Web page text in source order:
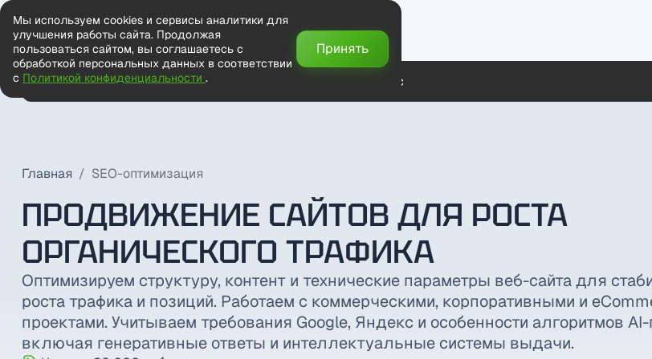
ГлавнаяНаши работыУслуги О нас
Главная SEO-оптимизация
ПРОДВИЖЕНИЕ САЙТОВ ДЛЯ РОСТА
ОРГАНИЧЕСКОГО ТРАФИКА
Оптимизируем структуру, контент и технические параметры веб-сайта для
роста трафика и позиций. Работаем с коммерческими, корпоративными и
проектами. Учитываем требования Google, Яндекс и особенности алгоритмов AI-
включая генеративные ответы и интеллектуальные системы выдачи.
Мы используем cookies и сервисы аналитики для
улучшения работы сайта. Продолжая
пользоваться сайтом, вы соглашаетесь с
обработкой персональных данных в соответствии
с Политикой конфиденциальности .
Принять